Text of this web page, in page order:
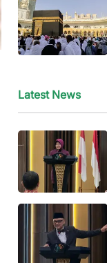
Latest News